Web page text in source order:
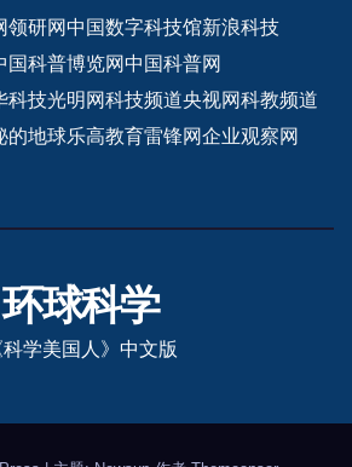
领研网中国数字科技馆新浪科技
国科普博览网中国科普网
科技光明网科技频道央视网科教频道
的地球乐高教育雷锋网企业观察网
环球科学
科学美国人》中文版